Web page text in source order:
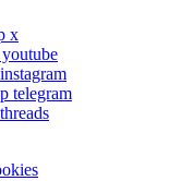
x
telegram